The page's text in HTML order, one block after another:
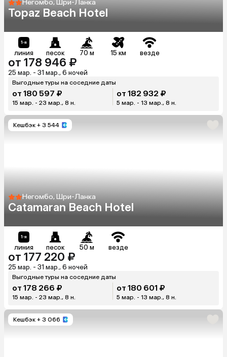
Негомбо, Шри-Ланка
Topaz Beach Hotel
линия песок 70 м 15 км везде
от 178 946 ₽
25 мар. - 31 мар., 6 ночей
Выгодные туры на соседние даты
от 180 597 ₽
15 мар. - 23 мар., 8 н.
от 182 932 ₽
5 мар. - 13 мар., 8 н.
Кешбэк + 3 544
Негомбо, Шри-Ланка
Catamaran Beach Hotel
линия песок 50 м везде
от 177 220 ₽
25 мар. - 31 мар., 6 ночей
Выгодные туры на соседние даты
от 178 266 ₽
15 мар. - 23 мар., 8 н.
от 180 601 ₽
5 мар. - 13 мар., 8 н.
Кешбэк + 3 066